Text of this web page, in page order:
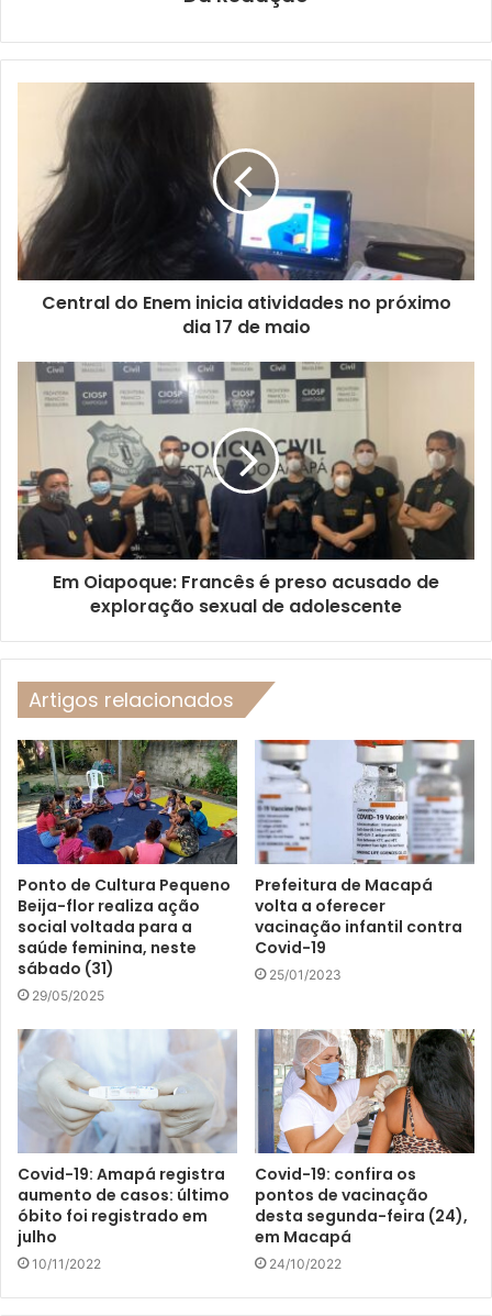
Central do Enem inicia atividades no próximo
dia 17 de maio
Em Oiapoque: Francês é preso acusado de
exploração sexual de adolescente
Artigos relacionados
Ponto de Cultura Pequeno
Beija-flor realiza ação
social voltada para a
saúde feminina, neste
sábado (31)
29/05/2025
Prefeitura de Macapá
volta a oferecer
vacinação infantil contra
Covid-19
25/01/2023
Covid-19: Amapá registra
aumento de casos: último
óbito foi registrado em
julho
10/11/2022
Covid-19: confira os
pontos de vacinação
desta segunda-feira (24),
em Macapá
24/10/2022